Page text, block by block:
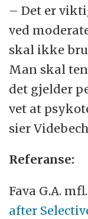
– Det er
ved
skal ikke
Man skal
det gjelder
vet at
sier
Referanse:
Fava G.A.
after